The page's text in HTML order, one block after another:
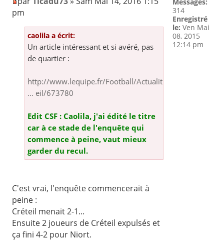
pm
caolila a écrit:
Un article intéressant et si avéré, pas
de quartier :
http://www.lequipe.fr/Football/Actualit
... eil/673780
Edit CSF : Caolila, j'ai édité le titre
car à ce stade de l'enquête qui
commence à peine, vaut mieux
garder du recul.
C'est vrai, l'enquête commencerait à
peine :
Créteil menait 2-1...
Ensuite 2 joueurs de Créteil expulsés et
ça fini 4-2 pour Niort.
314
Enregistré
le: Ven Mai
08, 2015
12:14 pm